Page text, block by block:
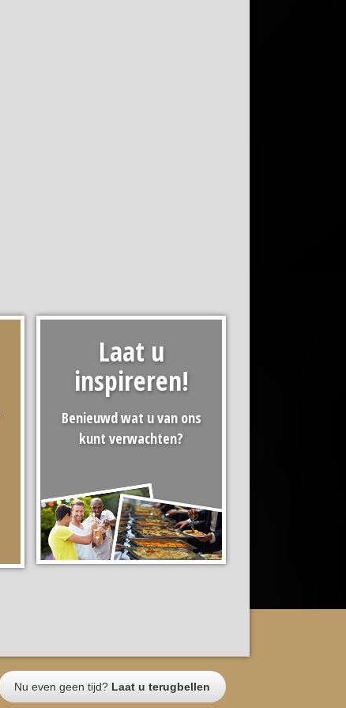
Laat u
inspireren!
Benieuwd wat u van ons
kunt verwachten?
Nu even geen tijd? Laat u terugbellen